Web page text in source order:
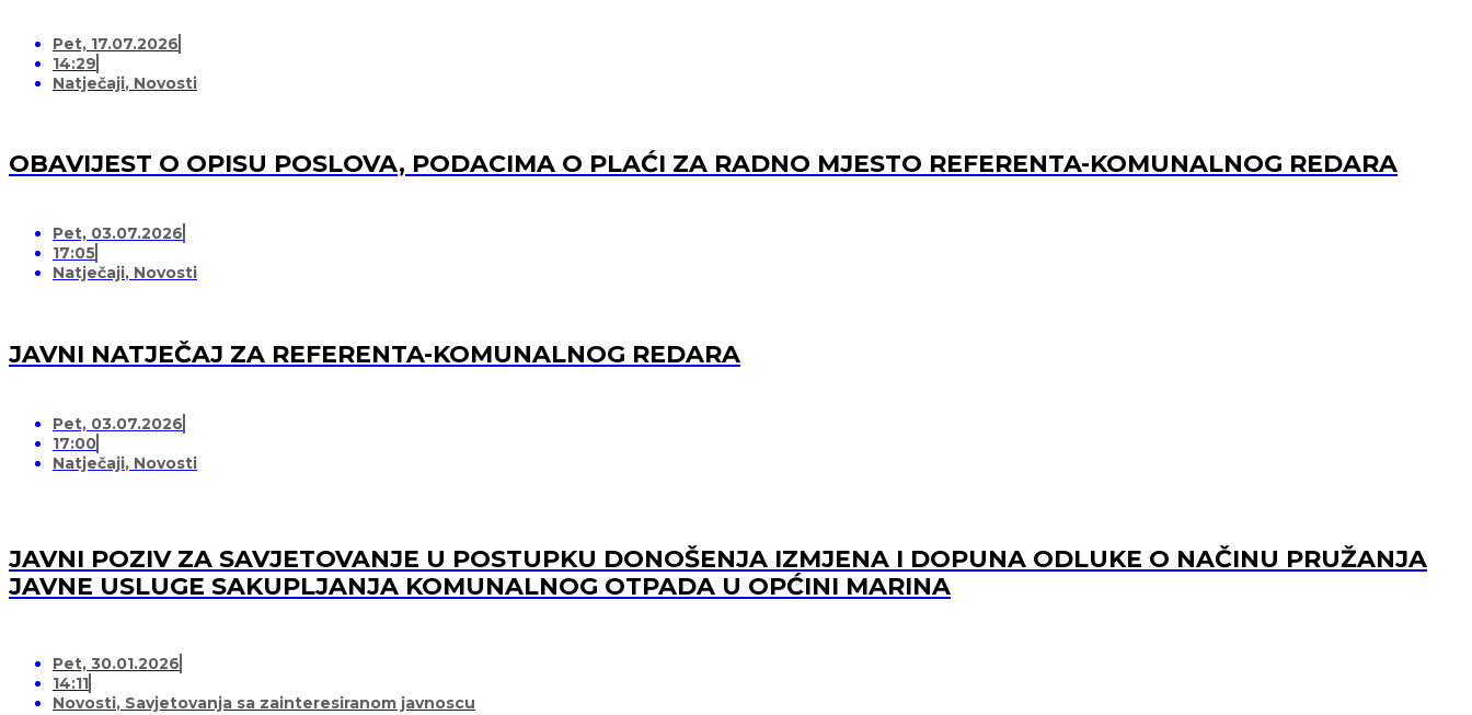
Pet, 17.07.2026
14:29
Natječaji, Novosti
OBAVIJEST O OPISU POSLOVA, PODACIMA O PLAĆI ZA RADNO MJESTO REFERENTA-KOMUNALNOG REDARA
Pet, 03.07.2026
17:05
Natječaji, Novosti
JAVNI NATJEČAJ ZA REFERENTA-KOMUNALNOG REDARA
Pet, 03.07.2026
17:00
Natječaji, Novosti
JAVNI POZIV ZA SAVJETOVANJE U POSTUPKU DONOŠENJA IZMJENA I DOPUNA ODLUKE O NAČINU PRUŽANJA
JAVNE USLUGE SAKUPLJANJA KOMUNALNOG OTPADA U OPĆINI MARINA
Pet, 30.01.2026
14:11
Novosti, Savjetovanja sa zainteresiranom javnoscu